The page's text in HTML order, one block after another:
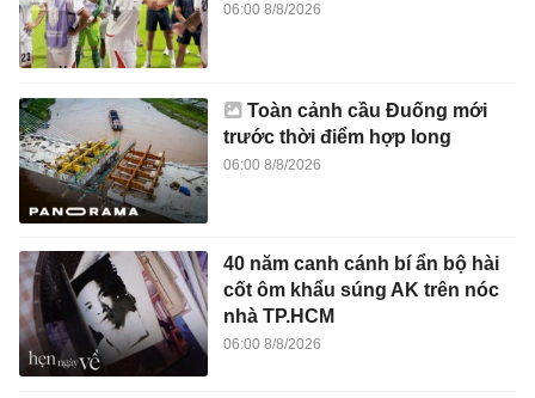
06:00 8/8/2026
Toàn cảnh cầu Đuống mới
trước thời điểm hợp long
06:00 8/8/2026
40 năm canh cánh bí ẩn bộ hài
cốt ôm khẩu súng AK trên nóc
nhà TP.HCM
06:00 8/8/2026